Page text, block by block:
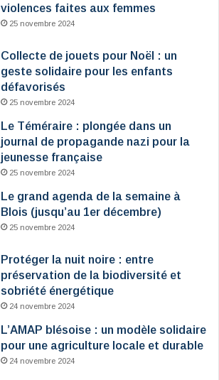
violences faites aux femmes
25 novembre 2024
Collecte de jouets pour Noël : un
geste solidaire pour les enfants
défavorisés
25 novembre 2024
Le Téméraire : plongée dans un
journal de propagande nazi pour la
jeunesse française
25 novembre 2024
Le grand agenda de la semaine à
Blois (jusqu’au 1er décembre)
25 novembre 2024
Protéger la nuit noire : entre
préservation de la biodiversité et
sobriété énergétique
24 novembre 2024
L’AMAP blésoise : un modèle solidaire
pour une agriculture locale et durable
24 novembre 2024